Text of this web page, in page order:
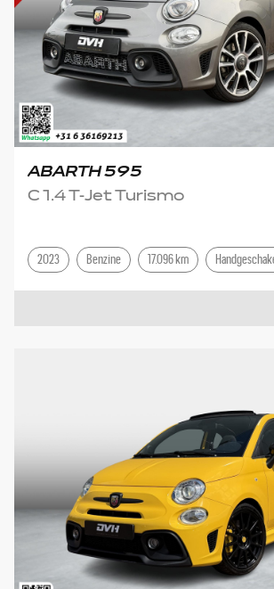
ABARTH 595
C 1.4 T-Jet Turismo
2023 Benzine 17.096 km